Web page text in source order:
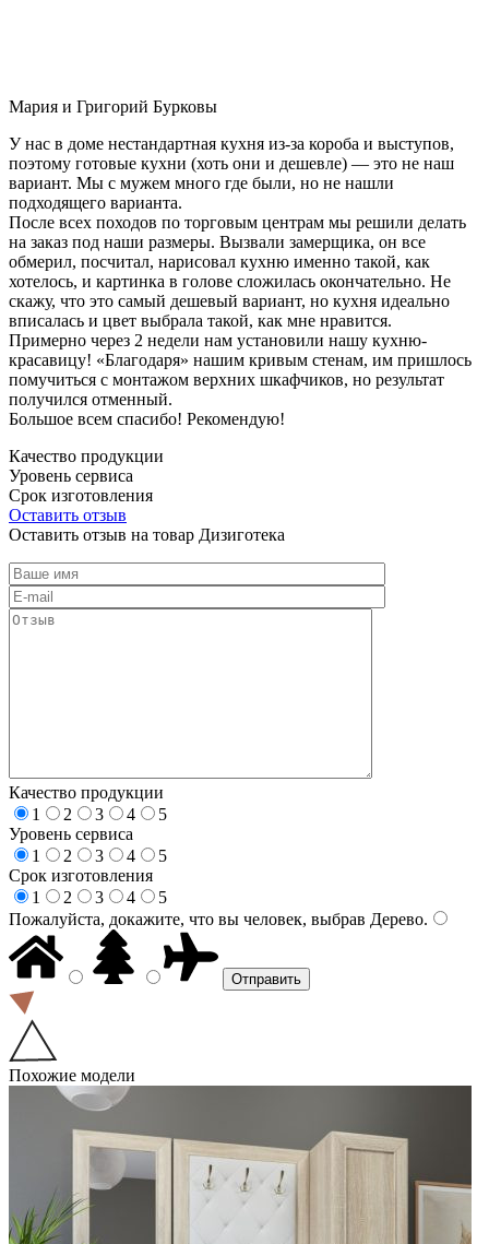
Мария и Григорий Бурковы
У нас в доме нестандартная кухня из-за короба и выступов,
поэтому готовые кухни (хоть они и дешевле) — это не наш
вариант. Мы с мужем много где были, но не нашли
подходящего варианта.
После всех походов по торговым центрам мы решили делать
на заказ под наши размеры. Вызвали замерщика, он все
обмерил, посчитал, нарисовал кухню именно такой, как
хотелось, и картинка в голове сложилась окончательно. Не
скажу, что это самый дешевый вариант, но кухня идеально
вписалась и цвет выбрала такой, как мне нравится.
Примерно через 2 недели нам установили нашу кухню-
красавицу! «Благодаря» нашим кривым стенам, им пришлось
помучиться с монтажом верхних шкафчиков, но результат
получился отменный.
Большое всем спасибо! Рекомендую!
Качество продукции
Уровень сервиса
Срок изготовления
Оставить отзыв
Оставить отзыв на товар Дизиготека
Качество продукции
1
2 3 4
5
Уровень сервиса
1
2 3 4
5
Срок изготовления
1
2 3 4
5
Пожалуйста, докажите, что вы человек, выбрав Дерево.
Похожие модели